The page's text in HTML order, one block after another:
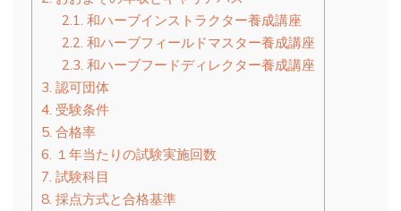
2.1. 和ハーブインストラクター養成講座
2.2. 和ハーブフィールドマスター養成講座
2.3. 和ハーブフードディレクター養成講座
3. 認可団体
4. 受験条件
5. 合格率
6.
１年当たりの試験実施回数
7. 試験科目
8. 採点方式と合格基準